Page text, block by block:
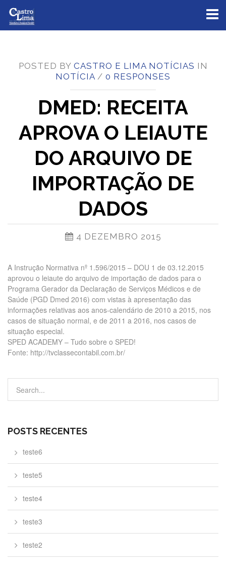
POSTED BY CASTRO E LIMA NOTÍCIAS IN
NOTÍCIA / 0 RESPONSES
DMED: RECEITA
APROVA O LEIAUTE
DO ARQUIVO DE
IMPORTAÇÃO DE
DADOS
4 DEZEMBRO 2015
A Instrução Normativa nº 1.596/2015 – DOU 1 de 03.12.2015
aprovou o leiaute do arquivo de importação de dados para o
Programa Gerador da Declaração de Serviços Médicos e de
Saúde (PGD Dmed 2016) com vistas à apresentação das
informações relativas aos anos-calendário de 2010 a 2015, nos
casos de situação normal, e de 2011 a 2016, nos casos de
situação especial.
SPED ACADEMY – Tudo sobre o SPED!
Fonte: http://tvclassecontabil.com.br/
POSTS RECENTES
teste6
teste5
teste4
teste3
teste2